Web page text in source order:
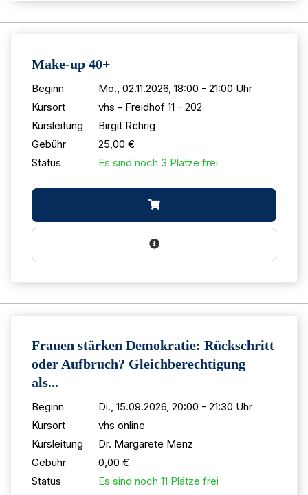
Make-up 40+
Beginn
Mo., 02.11.2026, 18:00 - 21:00 Uhr
Kursort
vhs - Freidhof 11 - 202
Kursleitung
Birgit Röhrig
Gebühr
25,00 €
Status
Es sind noch 3 Plätze frei
Frauen stärken Demokratie: Rückschritt
oder Aufbruch? Gleichberechtigung
als...
Beginn
Di., 15.09.2026, 20:00 - 21:30 Uhr
Kursort
vhs online
Kursleitung
Dr. Margarete Menz
Gebühr
0,00 €
Status
Es sind noch 11 Plätze frei